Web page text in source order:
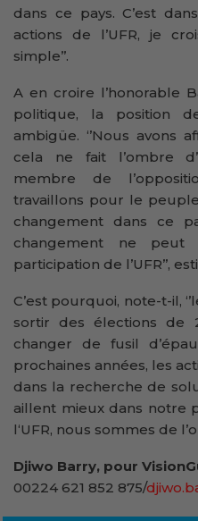
dans ce pays. C’est
actions de l’UFR, je
simple’’.
A en croire l’honorable
politique, la position
ambigüe. ‘’Nous avons
cela ne fait l’ombre
membre de
travaillons pour le
changement dans ce
changement ne
participation de l’UFR’’,
C’est pourquoi, note-t-il,
sortir des élections de
changer de fusil
prochaines années, les
dans la recherche de
aillent mieux dans notre
l‘UFR, nous sommes de
Djiwo Barry, pour
00224 621 852 875/